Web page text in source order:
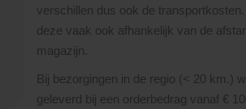
verschillen dus ook de
deze vaak ook afhankelijk van de
magazijn.
Bij bezorgingen in de regio (< 20 km.)
geleverd bij een orderbedrag vanaf €